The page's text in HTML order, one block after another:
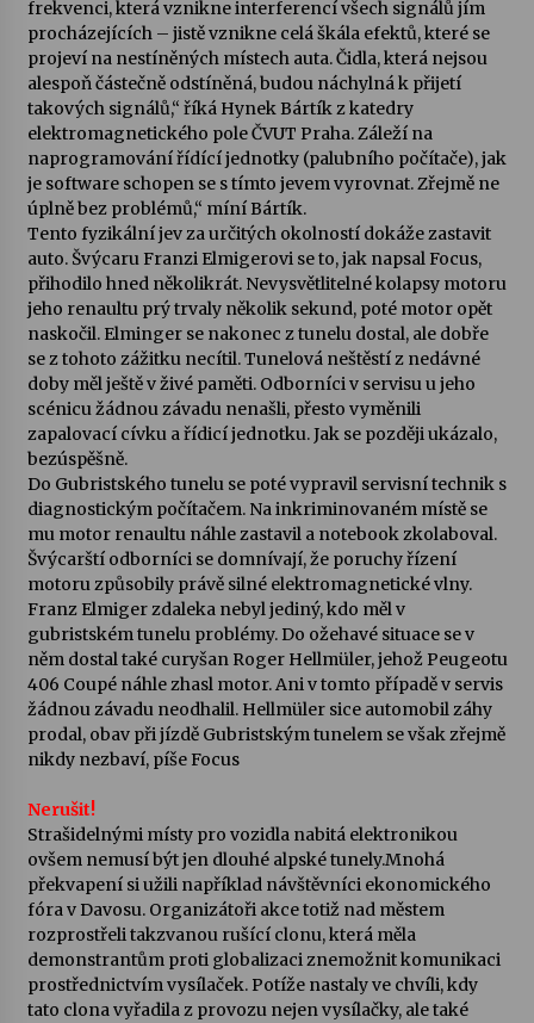
Za kulturou kousek za Humpolec. V Želivě ožije
odkaz Josefa Čapka
13. 7. 2026
Varhanní recitál Michala Novenka v Klášteře
Želiv
3. 7. 2026
Petr Adamec – Malovaný svět
30. 6. 2026
frekvenci, která vznikne interferencí všech signálů jím
procházejících – jistě vznikne celá škála efektů, které se
projeví na nestíněných místech auta. Čidla, která nejsou
alespoň částečně odstíněná, budou náchylná k přijetí
takových signálů,“ říká Hynek Bártík z katedry
elektromagnetického pole ČVUT Praha. Záleží na
naprogramování řídící jednotky (palubního počítače), jak
je software schopen se s tímto jevem vyrovnat. Zřejmě ne
úplně bez problémů,“ míní Bártík.
Tento fyzikální jev za určitých okolností dokáže zastavit
auto. Švýcaru Franzi Elmigerovi se to, jak napsal Focus,
přihodilo hned několikrát. Nevysvětlitelné kolapsy motoru
jeho renaultu prý trvaly několik sekund, poté motor opět
naskočil. Elminger se nakonec z tunelu dostal, ale dobře
se z tohoto zážitku necítil. Tunelová neštěstí z nedávné
doby měl ještě v živé paměti. Odborníci v servisu u jeho
scénicu žádnou závadu nenašli, přesto vyměnili
zapalovací cívku a řídicí jednotku. Jak se později ukázalo,
bezúspěšně.
Do Gubristského tunelu se poté vypravil servisní technik s
diagnostickým počítačem. Na inkriminovaném místě se
mu motor renaultu náhle zastavil a notebook zkolaboval.
Švýcarští odborníci se domnívají, že poruchy řízení
motoru způsobily právě silné elektromagnetické vlny.
Franz Elmiger zdaleka nebyl jediný, kdo měl v
gubristském tunelu problémy. Do ožehavé situace se v
něm dostal také curyšan Roger Hellmüler, jehož Peugeotu
406 Coupé náhle zhasl motor. Ani v tomto případě v servis
žádnou závadu neodhalil. Hellmüler sice automobil záhy
prodal, obav při jízdě Gubristským tunelem se však zřejmě
nikdy nezbaví, píše Focus
Nerušit!
Strašidelnými místy pro vozidla nabitá elektronikou
ovšem nemusí být jen dlouhé alpské tunely.Mnohá
překvapení si užili například návštěvníci ekonomického
fóra v Davosu. Organizátoři akce totiž nad městem
rozprostřeli takzvanou rušící clonu, která měla
demonstrantům proti globalizaci znemožnit komunikaci
prostřednictvím vysílaček. Potíže nastaly ve chvíli, kdy
tato clona vyřadila z provozu nejen vysílačky, ale také